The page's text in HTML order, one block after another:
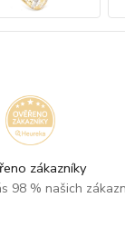
zákazníky
98 % našich